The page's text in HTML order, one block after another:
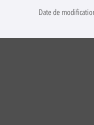
Date de